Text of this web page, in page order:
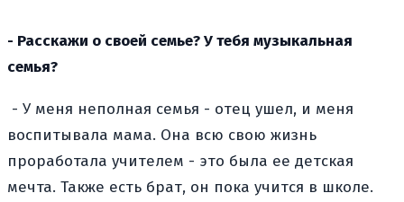
- Расскажи о своей семье? У тебя музыкальная
семья?
- У меня неполная семья - отец ушел, и меня
воспитывала мама. Она всю свою жизнь
проработала учителем - это была ее детская
мечта. Также есть брат, он пока учится в школе.